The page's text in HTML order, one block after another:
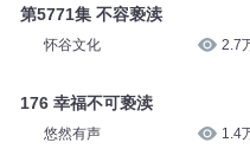
第5771集 不容亵渎
怀谷文化 2.7
176 幸福不可亵渎
悠然有声 1.4